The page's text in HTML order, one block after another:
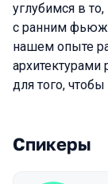
углубимся в
с ранним
нашем опыте
архитектурами
для того, чтобы
Спикеры